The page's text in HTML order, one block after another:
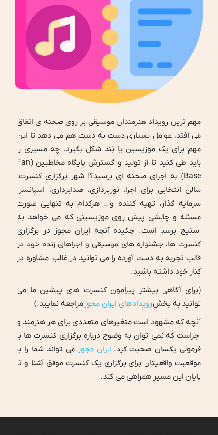
مهم ترین رویداد هنرمندان موسیقی بر روی صحنه ی اتفاق
می افتد، عوامل بسیاری دست به دست هم می دهد تا این
مهم برای یک موزیسین یا بَند شکل بگیرد. چه مسیری را
باید طی کنید تا از تولید و گسترش پایگاه مخاطبین (Fan
Base) به اجرای صحنه ای برسید؟! شهر برگزاری کنسرت،
سالن انتخابی برای اجرا، نورپردازی، صدابرداری، اسپانسر،
سرمایه گذار، تهیه کننده و… هرکدام به تنهایی صورت
مسئله و چالشی پیش روی موزیسینی که می خواهد به
استیج برسد است. چکیده آنچه ایران مجوز در برگزاری
کنسرت ها، جشنواره های موسیقی و اجراهای زنده خود در
قالب تجربه به دست آورده را می توانید در غالب مشاوره در
کنار خود داشته باشید.
(برای آگاهی بیشتر پیرامون کنسرت های پیشین ما می
توانید به بخشرویداد های ایران مجوز مراجعه نمایید.)
آنچه که مشهود است متغیرهای متعددی برای هر هنرمند و
اجراست که نمی توان به وضوح درباره برگزاری کنسرت ها با
فرمولی یکسان صحبت کرد. ایران مجوز می تواند شما را با
موقعیت واقعی­تان برای برگزاری یک کنسرت موفق آشنا و تا
پایان این مسیر همراهی می کند.